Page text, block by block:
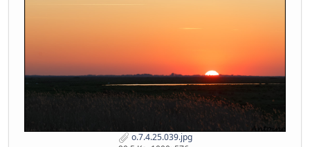
o.7.4.25.039.jpg